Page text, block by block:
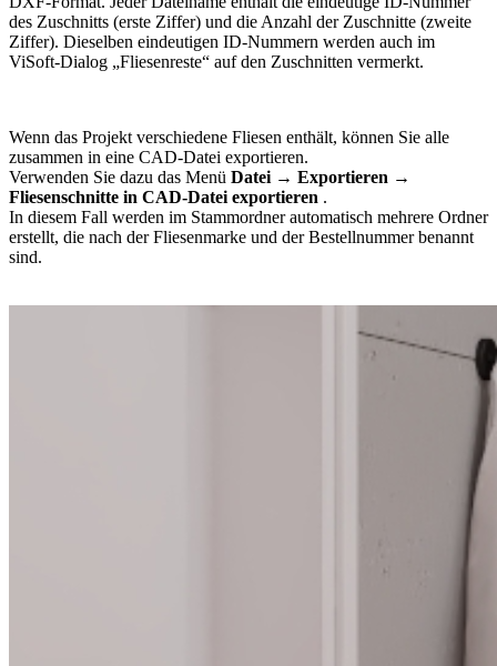
des Zuschnitts (erste Ziffer) und die Anzahl der Zuschnitte (zweite
Ziffer). Dieselben eindeutigen ID-Nummern werden auch im
ViSoft-Dialog „Fliesenreste“ auf den Zuschnitten vermerkt.
Wenn das Projekt verschiedene Fliesen enthält, können Sie alle
zusammen in eine CAD-Datei exportieren.
Verwenden Sie dazu das Menü Datei → Exportieren →
Fliesenschnitte in CAD-Datei exportieren .
In diesem Fall werden im Stammordner automatisch mehrere Ordner
erstellt, die nach der Fliesenmarke und der Bestellnummer benannt
sind.